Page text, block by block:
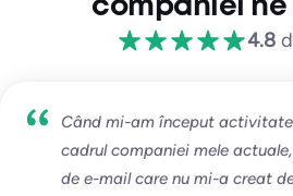
e-mailuri de testare
Începeți
companiei ne
4.8
Când mi-am început
cadrul companiei mele
de e-mail care nu mi-a creat